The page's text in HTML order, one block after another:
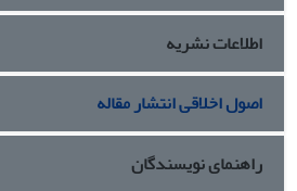
اطلاعات نشریه
اصول اخلاقی انتشار مقاله
راهنمای نویسندگان